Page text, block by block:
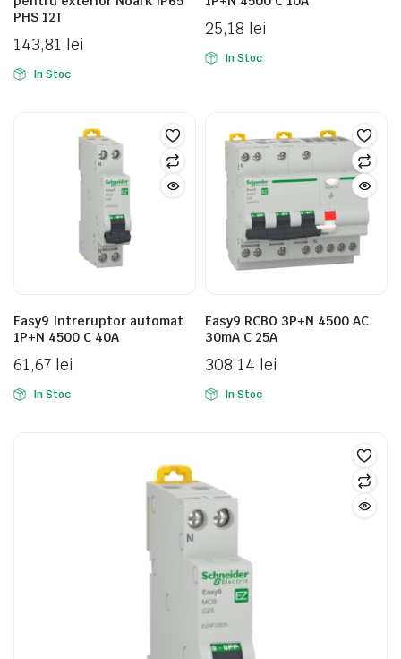
PHS 12T
143,81 lei
In Stoc
25,18 lei
In Stoc
Easy9 Intreruptor automat
1P+N 4500 C 40A
61,67 lei
In Stoc
Easy9 RCBO 3P+N 4500 AC
30mA C 25A
308,14 lei
In Stoc